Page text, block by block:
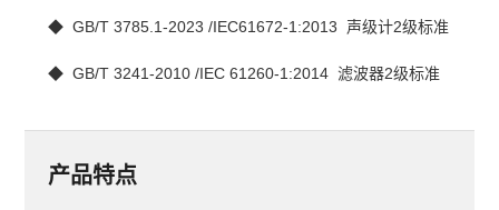
◆  GB/T 3785.1-2023 /IEC61672-1:2013  声级计2级标准
◆  GB/T 3241-2010 /IEC 61260-1:2014  滤波器2级标准
产品特点